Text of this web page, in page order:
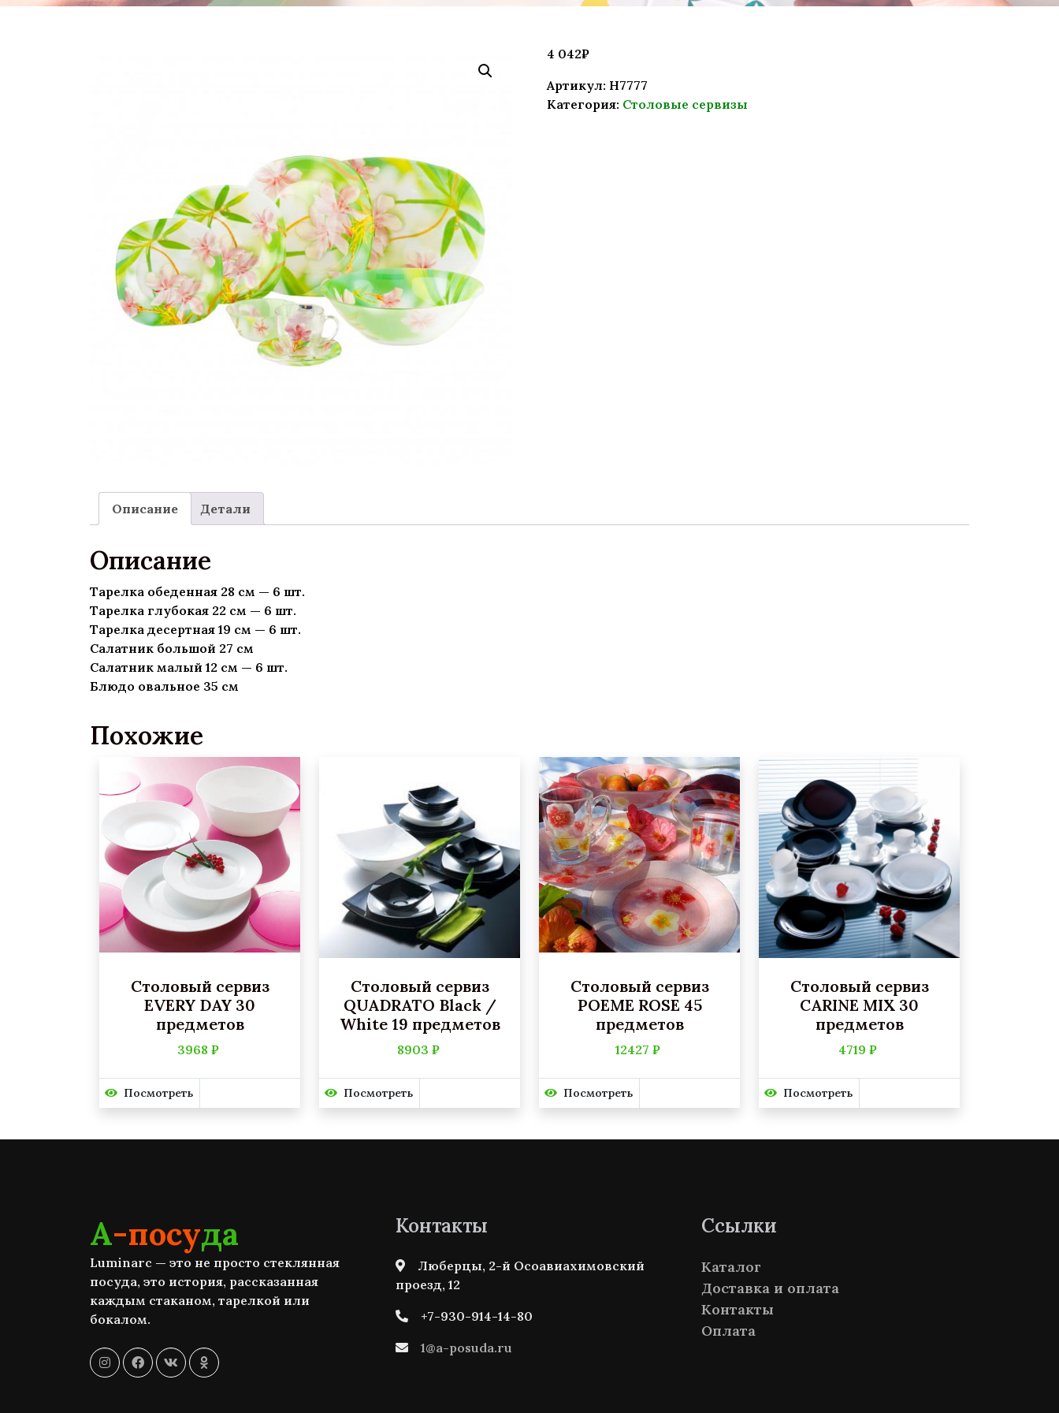
4 042₽
Артикул: H7777
Категория: Столовые сервизы
Описание Детали
Описание
Тарелка обеденная 28 см — 6 шт.
Тарелка глубокая 22 см — 6 шт.
Тарелка десертная 19 см — 6 шт.
Салатник большой 27 см
Салатник малый 12 см — 6 шт.
Блюдо овальное 35 см
Похожие
Столовый сервиз
EVERY DAY 30
предметов
3968 ₽
Посмотреть
Столовый сервиз
QUADRATO Black /
White 19 предметов
8903 ₽
Посмотреть
Столовый сервиз
POEME ROSE 45
предметов
12427 ₽
Посмотреть
Столовый сервиз
CARINE MIX 30
предметов
4719 ₽
Посмотреть
А-посуда
Luminarc — это не просто стеклянная
посуда, это история, рассказанная
каждым стаканом, тарелкой или
бокалом.
Контакты
Люберцы, 2-й Осоавиахимовский
проезд, 12
+7-930-914-14-80
1@a-posuda.ru
Ссылки
Каталог
Доставка и оплата
Контакты
Оплата